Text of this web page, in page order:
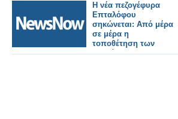
Η νέα πεζογέφυρα
Επταλόφου
σηκώνεται: Από μέρα
σε μέρα η
τοποθέτηση των
τμημάτων.